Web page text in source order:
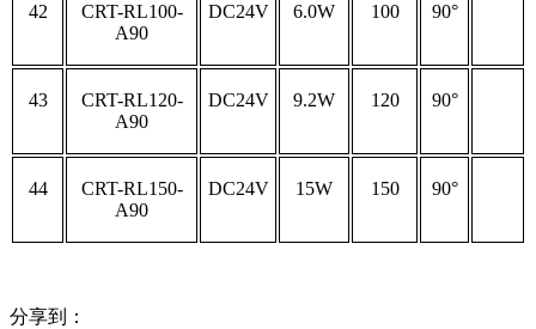
42
CRT-RL100-
A90
DC24V 6.0W 100 90°
43
CRT-RL120-
A90
DC24V 9.2W 120 90°
44
CRT-RL150-
A90
DC24V 15W 150 90°
分享到：